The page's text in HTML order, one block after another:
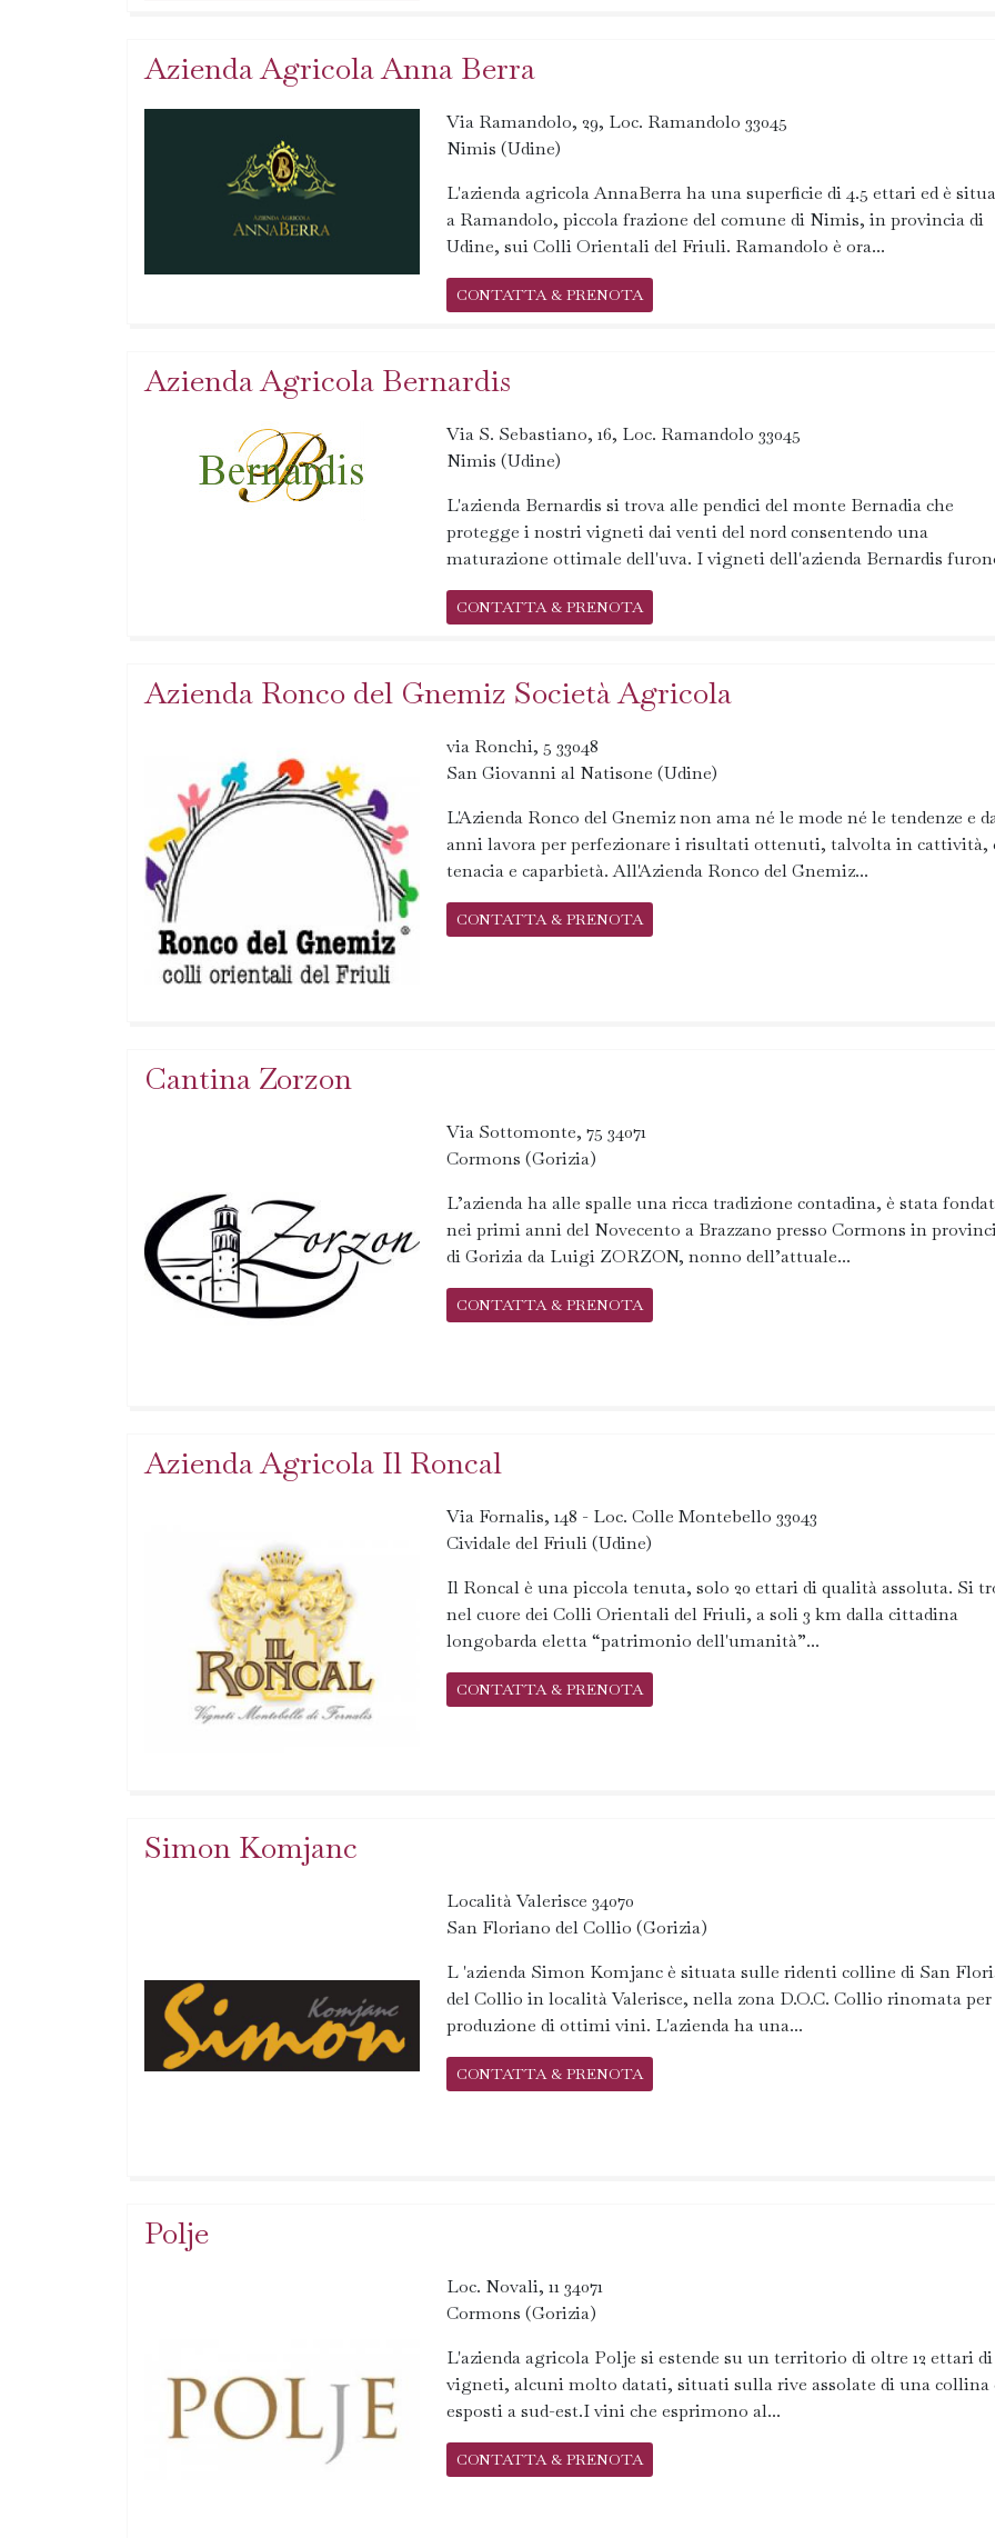
Azienda Agricola Anna Berra
Via Ramandolo, 29, Loc. Ramandolo 33045
Nimis (Udine)
L'azienda agricola AnnaBerra ha una superficie di 4.5 ettari ed è
a Ramandolo, piccola frazione del comune di Nimis, in provincia di
Udine, sui Colli Orientali del Friuli. Ramandolo è ora...
CONTATTA & PRENOTA
Azienda Agricola Bernardis
Via S. Sebastiano, 16, Loc. Ramandolo 33045
Nimis (Udine)
L'azienda Bernardis si trova alle pendici del monte Bernadia che
protegge i nostri vigneti dai venti del nord consentendo una
maturazione ottimale dell'uva. I vigneti dell'azienda Bernardis
CONTATTA & PRENOTA
Azienda Ronco del Gnemiz Società Agricola
via Ronchi, 5 33048
San Giovanni al Natisone (Udine)
L'Azienda Ronco del Gnemiz non ama né le mode né le tendenze e
anni lavora per perfezionare i risultati ottenuti, talvolta in cattività,
tenacia e caparbietà. All'Azienda Ronco del Gnemiz...
CONTATTA & PRENOTA
Cantina Zorzon
Via Sottomonte, 75 34071
Cormons (Gorizia)
L’azienda ha alle spalle una ricca tradizione contadina, è stata
nei primi anni del Novecento a Brazzano presso Cormons in
di Gorizia da Luigi ZORZON, nonno dell’attuale...
CONTATTA & PRENOTA
Azienda Agricola Il Roncal
Via Fornalis, 148 - Loc. Colle Montebello 33043
Cividale del Friuli (Udine)
Il Roncal è una piccola tenuta, solo 20 ettari di qualità assoluta. Si
nel cuore dei Colli Orientali del Friuli, a soli 3 km dalla cittadina
longobarda eletta “patrimonio dell'umanità”...
CONTATTA & PRENOTA
Simon Komjanc
Località Valerisce 34070
San Floriano del Collio (Gorizia)
L 'azienda Simon Komjanc è situata sulle ridenti colline di San
del Collio in località Valerisce, nella zona D.O.C. Collio rinomata
produzione di ottimi vini. L'azienda ha una...
CONTATTA & PRENOTA
Polje
Loc. Novali, 11 34071
Cormons (Gorizia)
L'azienda agricola Polje si estende su un territorio di oltre 12 ettari di
vigneti, alcuni molto datati, situati sulla rive assolate di una collina
esposti a sud-est.I vini che esprimono al...
CONTATTA & PRENOTA